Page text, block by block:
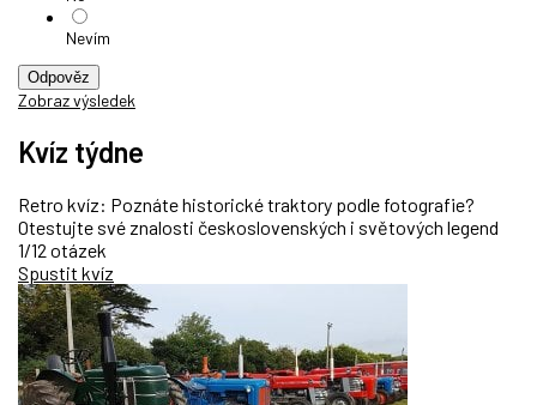
Nevím
Odpověz
Zobraz výsledek
Kvíz týdne
Retro kvíz: Poznáte historické traktory podle fotografie?
Otestujte své znalosti československých i světových legend
1/12 otázek
Spustit kvíz